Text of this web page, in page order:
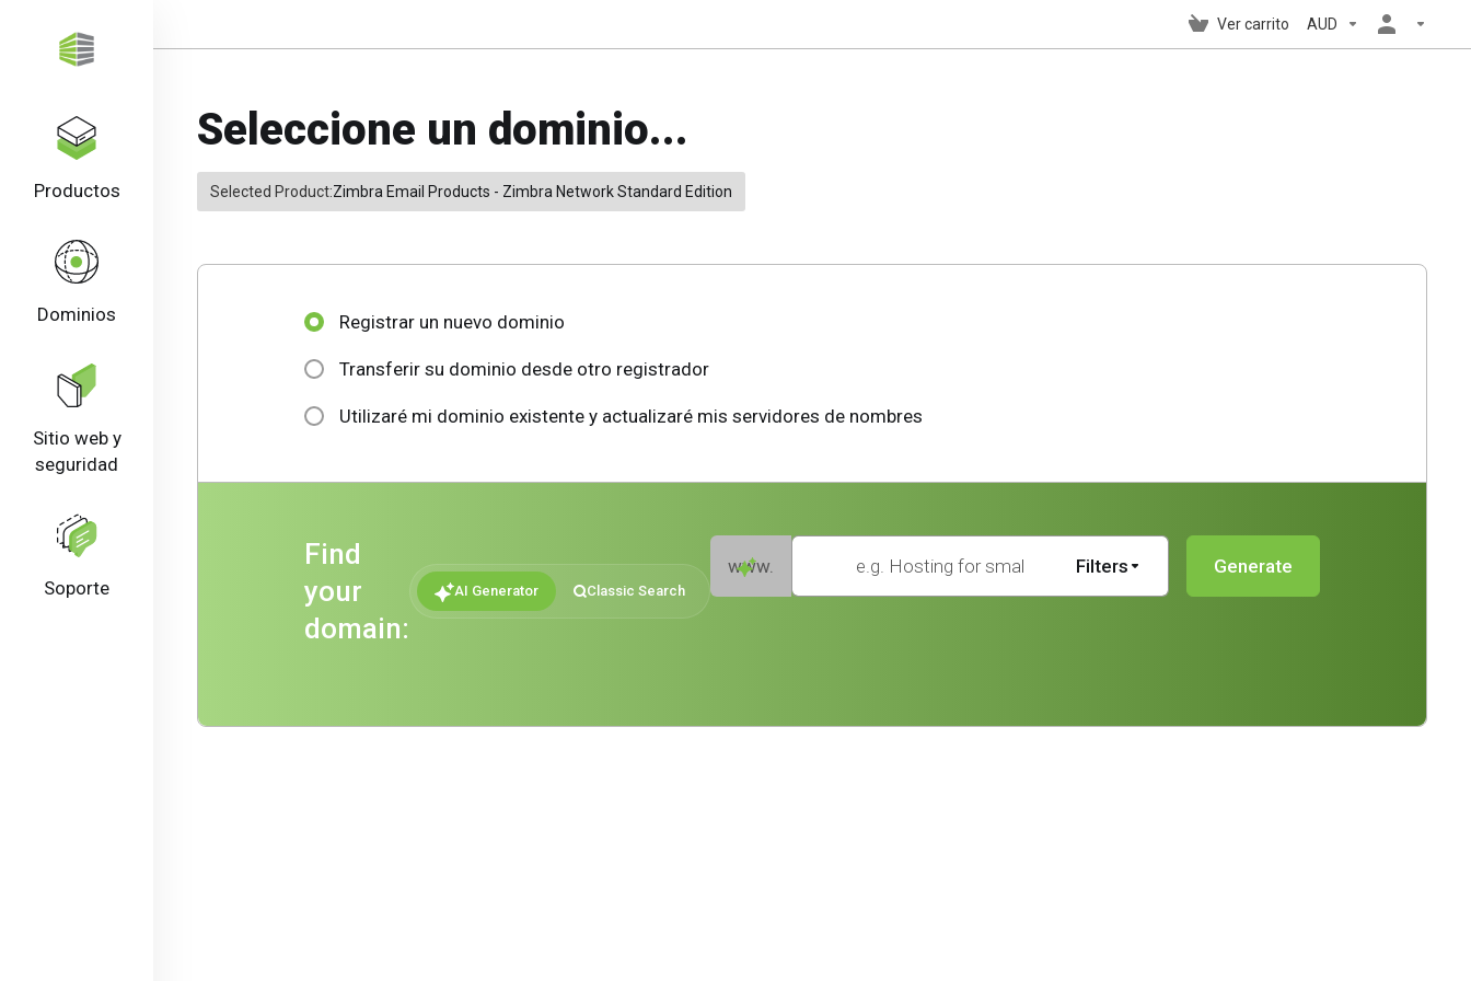
Productos
Dominios
Sitio web y
seguridad
Soporte
Ver carrito AUD
Seleccione un dominio...
Selected Product:Zimbra Email Products - Zimbra Network Standard Edition
Registrar un nuevo dominio
Transferir su dominio desde otro registrador
Utilizaré mi dominio existente y actualizaré mis servidores de nombres
Find
your
domain:
AI Generator Classic Search
www. Filters Generate